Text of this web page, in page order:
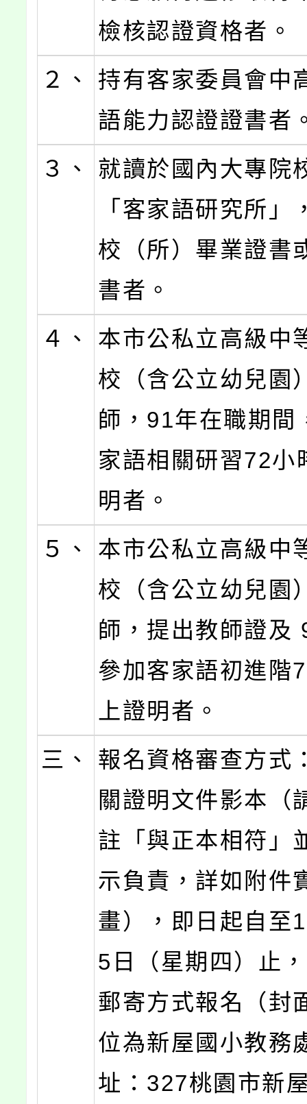
檢核認證資格者。
２、
持有客家委員會中
語能力認證證書者
３、
就讀於國內大專院
「客家語研究所」
校（所）畢業證書
書者。
４、
本市公私立高級中
校（含公立幼兒園
師，91年在職期間
家語相關研習72小
明者。
５、
本市公私立高級中
校（含公立幼兒園
師，提出教師證及
參加客家語初進階
上證明者。
三、
報名資格審查方式
關證明文件影本（
註「與正本相符」
示負責，詳如附件
畫），即日起自至
5日（星期四）止
郵寄方式報名（封
位為新屋國小教務
址：327桃園市新